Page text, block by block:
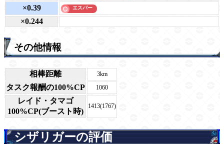
×0.39
×0.244
その他情報
相棒距離 3km
タスク報酬の100%CP 1060
レイド・タマゴ
100%CP(ブースト時)
1413(1767)
シザリガーの評価